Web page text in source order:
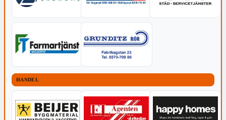
HANDEL